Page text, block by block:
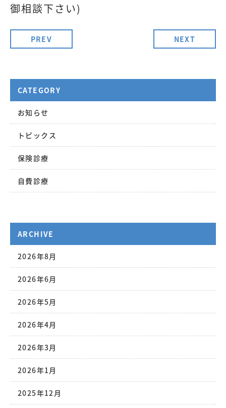
御相談下さい)
PREV NEXT
CATEGORY
お知らせ
トピックス
保険診療
自費診療
ARCHIVE
2026年8月
2026年6月
2026年5月
2026年4月
2026年3月
2026年1月
2025年12月